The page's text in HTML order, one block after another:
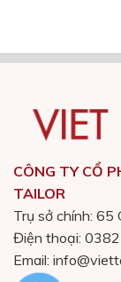
CÔNG TY CỔ
TAILOR
Trụ sở chính: 65
Điện thoại:
Email: